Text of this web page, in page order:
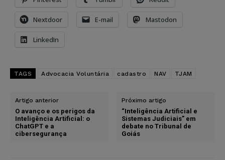
Nextdoor E-mail Mastodon
LinkedIn
TAGS Advocacia Voluntária cadastro NAV TJAM
Artigo anterior
O avanço e os perigos da
Inteligência Artificial: o
ChatGPT e a
cibersegurança
Próximo artigo
“Inteligência Artificial e
Sistemas Judiciais” em
debate no Tribunal de
Goiás